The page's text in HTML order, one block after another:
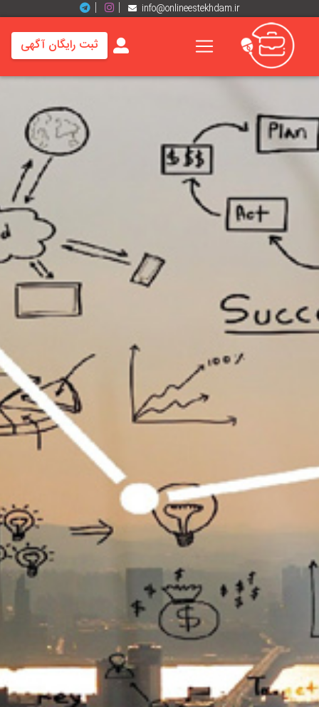
info@onlineestekhdam.ir
خانه
شغلی
رزومه
تماس
ثبت رایگان آگهی